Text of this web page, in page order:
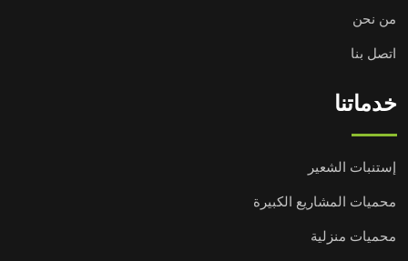
من نحن
اتصل بنا
خدماتنا
إستنبات الشعير
محميات المشاريع الكبيرة
محميات منزلية